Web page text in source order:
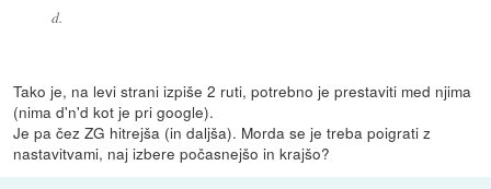
d.
Tako je, na levi strani izpiše 2 ruti, potrebno je prestaviti med njima
(nima d'n'd kot je pri google).
Je pa čez ZG hitrejša (in daljša). Morda se je treba poigrati z
nastavitvami, naj izbere počasnejšo in krajšo?